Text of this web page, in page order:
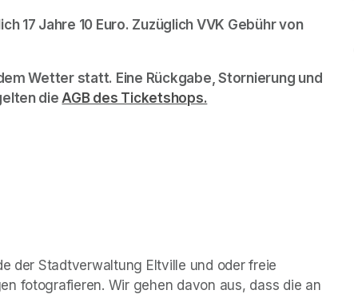
17 Jahre 10 Euro. Zuzüglich VVK Gebühr von
Wetter statt. Eine Rückgabe, Stornierung und
die AGB des Ticketshops.
der Stadtverwaltung Eltville und oder freie
fotografieren. Wir gehen davon aus, dass die an